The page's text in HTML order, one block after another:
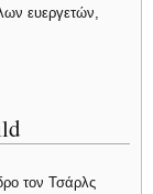
ευεργετών,
τον Τσάρλς